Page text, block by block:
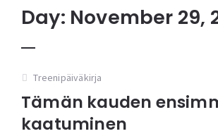
Day: November 29,
Treenipäiväkirja
Tämän kauden
kaatuminen